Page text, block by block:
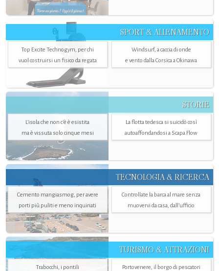
SPORT & ALLENAMENTO
Top Excite Technogym, per chi
vuol costruirsi un fisico da regata
Windsurf, a caccia di onde
e vento dalla Corsica a Okinawa
STORIE
L’isola che non c'è è esistita
ma è vissuta solo cinque mesi
La flotta tedesca si suicidò così
autoaffondandosi a Scapa Flow
TECNOLOGIA & RICERCA
Cemento mangiasmog, per avere
porti più puliti e meno inquinati
Controllate la barca al mare senza
muovervi da casa, dall’ufficio
TURISMO & ATTRAZIONI
Trabocchi, i pontili
Portovenere, il borgo di pescatori